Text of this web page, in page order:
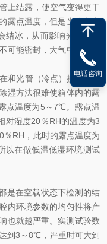
上结露，使空气变得更干
露点温度，但是当冷点表
冰，从而影响光管表面
可能密封，大气中的湿空
和光管（冷点）接触的瞬
湿方法很难使箱体内的露
点温度为5～7℃。露点温
对湿度20％RH的温度为3
RH，此时的露点温度为
以在做低温低湿环境测试
在空载状态下检测的结
内环境参数的均匀性将产
也就越严重。实测试验数
到3～8℃，严重时可大到
电话咨询